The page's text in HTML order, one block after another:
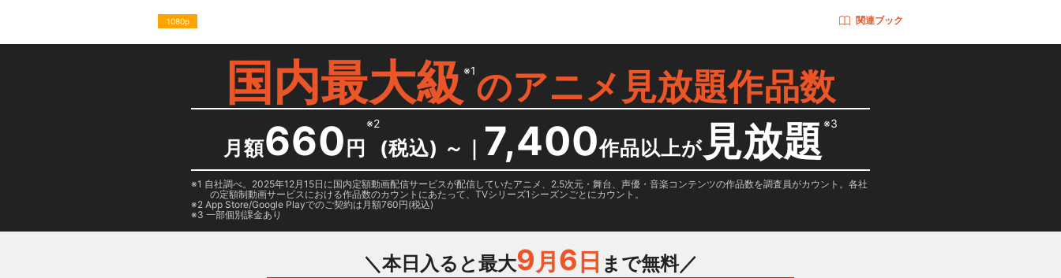
1080p 関連ブック
国内最大級 ※1のアニメ見放題作品数
月額660 円
※2
(税込) ～ ｜ 7,400作品以上が 見放題※3
1 自社調べ。2025年12月15日に国内定額動画配信サービスが配信していたアニメ、2.5次元・舞台、声優・音楽コンテンツの作品数を調査員がカウント。各社
の定額制動画サービスにおける作品数のカウントにあたって、TVシリーズ1シーズンごとにカウント。
2 App Store/Google Playでのご契約は月額760円(税込)
3 一部個別課金あり
＼本日入ると最大9月 6 日 まで無料／